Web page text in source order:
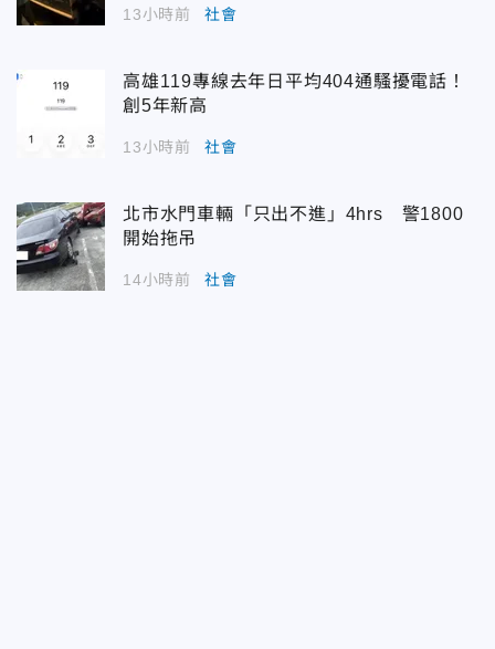
13小時前 社會
高雄119專線去年日平均404通騷擾電話！
創5年新高
13小時前 社會
北市水門車輛「只出不進」4hrs 警1800
開始拖吊
14小時前 社會